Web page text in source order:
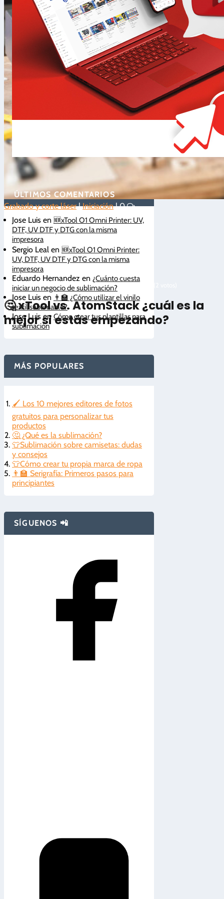
Grabado y corte láser|Iniciación | 0
🤔 xTool vs. AtomStack ¿cuál es la
mejor si estás empezando?
ÚLTIMOS COMENTARIOS
Jose Luis en 🆕xTool O1 Omni Printer: UV,
DTF, UV DTF y DTG con la misma
impresora
Sergio Leal en 🆕xTool O1 Omni Printer:
UV, DTF, UV DTF y DTG con la misma
impresora
Eduardo Hernandez en ¿Cuánto cuesta
iniciar un negocio de sublimación?
Jose Luis en 👨‍🏫 ¿Cómo utilizar el vinilo
textil sublimable?
Jose Luisen Cómo crear tus plantillas para
sublimación
MÁS POPULARES
🖌️ Los 10 mejores editores de fotos
gratuitos para personalizar tus
productos
🤔 ¿Qué es la sublimación?
👕Sublimación sobre camisetas: dudas
y consejos
👕Cómo crear tu propia marca de ropa
👨‍🏫 Serigrafía: Primeros pasos para
principiantes
SÍGUENOS 📲